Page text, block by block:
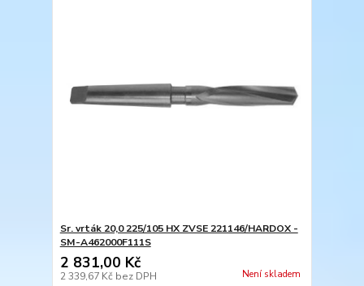
Sr. vrták 20,0 225/105 HX ZVSE 221146/HARDOX -
SM-A462000F111S
2 831,00 Kč
2 339,67 Kč bez DPH Není skladem